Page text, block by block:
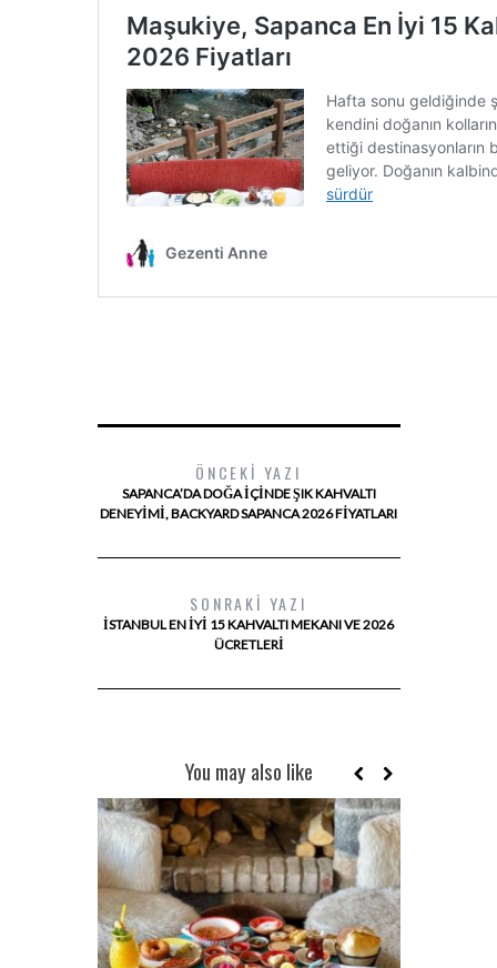
ÖNCEKI YAZI
SAPANCA’DA DOĞA İÇINDE ŞIK KAHVALTI
DENEYIMI, BACKYARD SAPANCA 2026 FIYATLARI
SONRAKI YAZI
İSTANBUL EN İYI 15 KAHVALTI MEKANI VE 2026
ÜCRETLERI
You may also like